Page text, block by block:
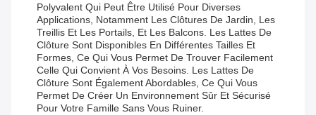
Polyvalent Qui Peut Être Utilisé Pour Diverses
Applications, Notamment Les Clôtures De Jardin, Les
Treillis Et Les Portails, Et Les Balcons. Les Lattes De
Clôture Sont Disponibles En Différentes Tailles Et
Formes, Ce Qui Vous Permet De Trouver Facilement
Celle Qui Convient À Vos Besoins. Les Lattes De
Clôture Sont Également Abordables, Ce Qui Vous
Permet De Créer Un Environnement Sûr Et Sécurisé
Pour Votre Famille Sans Vous Ruiner.